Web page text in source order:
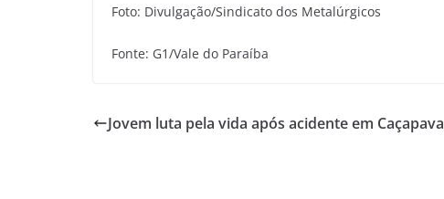
Foto: Divulgação/Sindicato dos Metalúrgicos
Fonte: G1/Vale do Paraíba
Jovem luta pela vida após acidente em Caçapava